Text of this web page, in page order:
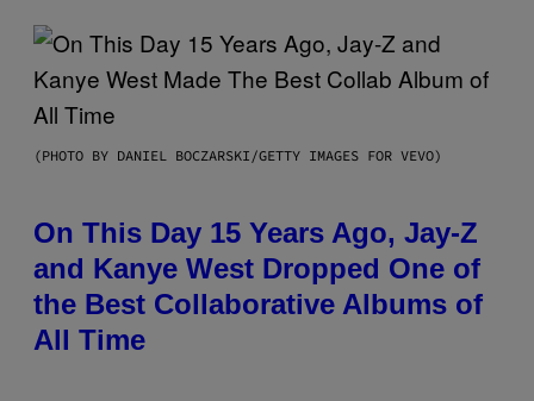
(PHOTO BY DANIEL BOCZARSKI/GETTY IMAGES FOR VEVO)
On This Day 15 Years Ago, Jay-Z
and Kanye West Dropped One of
the Best Collaborative Albums of
All Time